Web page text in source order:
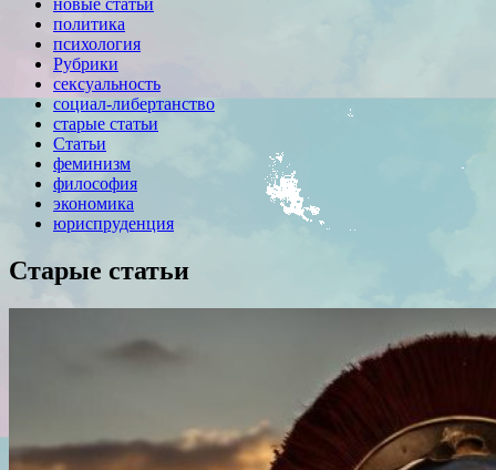
политика
психология
Рубрики
сексуальность
социал-либертанство
старые статьи
Статьи
феминизм
философия
экономика
юриспруденция
Старые статьи